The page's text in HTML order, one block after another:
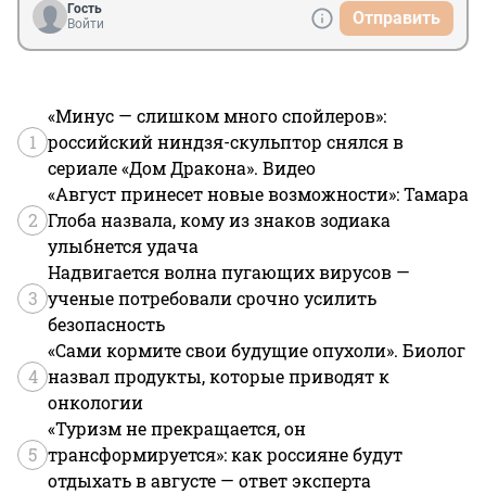
Гость
Войти
Отправить
1
«Минус — слишком много спойлеров»:
российский ниндзя-скульптор снялся в
сериале «Дом Дракона». Видео
2
«Август принесет новые возможности»: Тамара
Глоба назвала, кому из знаков зодиака
улыбнется удача
3
Надвигается волна пугающих вирусов —
ученые потребовали срочно усилить
безопасность
4
«Сами кормите свои будущие опухоли». Биолог
назвал продукты, которые приводят к
онкологии
5
«Туризм не прекращается, он
трансформируется»: как россияне будут
отдыхать в августе — ответ эксперта